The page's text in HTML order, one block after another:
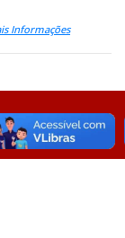
Informações
reservados